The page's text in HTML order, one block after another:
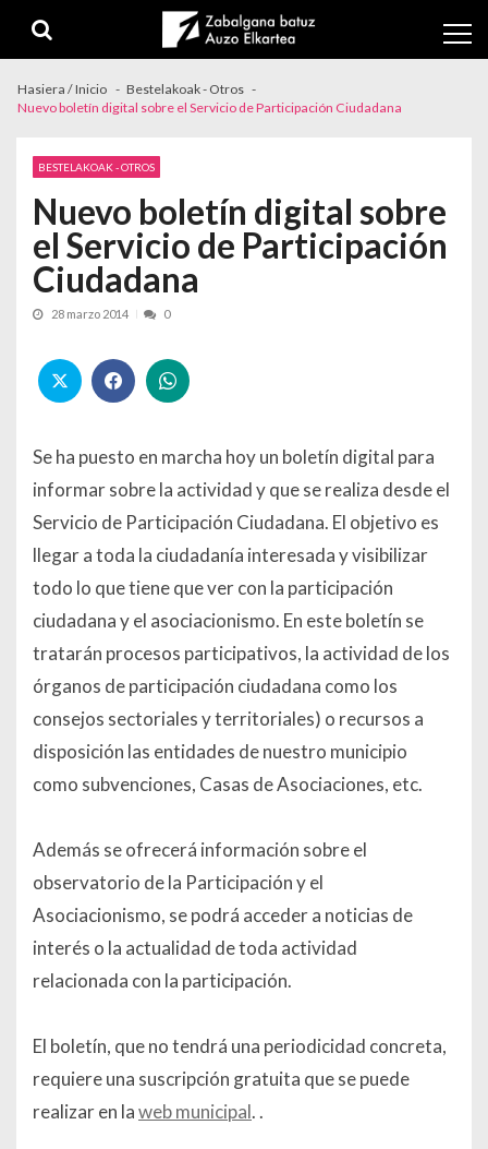
Hasiera / Inicio
Bestelakoak - Otros
Nuevo boletín digital sobre el Servicio de Participación Ciudadana
BESTELAKOAK - OTROS
Nuevo boletín digital sobre
el Servicio de Participación
Ciudadana
28 marzo 2014 0
Se ha puesto en marcha hoy un boletín digital para
informar sobre la actividad y que se realiza desde el
Servicio de Participación Ciudadana. El objetivo es
llegar a toda la ciudadanía interesada y visibilizar
todo lo que tiene que ver con la participación
ciudadana y el asociacionismo. En este boletín se
tratarán procesos participativos, la actividad de los
órganos de participación ciudadana como los
consejos sectoriales y territoriales) o recursos a
disposición las entidades de nuestro municipio
como subvenciones, Casas de Asociaciones, etc.
Además se ofrecerá información sobre el
observatorio de la Participación y el
Asociacionismo, se podrá acceder a noticias de
interés o la actualidad de toda actividad
relacionada con la participación.
El boletín, que no tendrá una periodicidad concreta,
requiere una suscripción gratuita que se puede
realizar en laweb municipal. .